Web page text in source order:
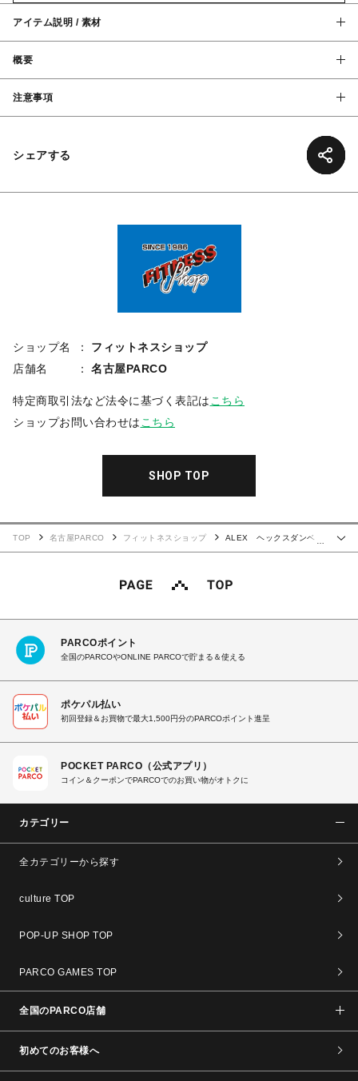
アイテム説明 / 素材
概要
注意事項
シェアする
ショップ名
フィットネスショップ
店舗名
名古屋PARCO
特定商取引法など法令に基づく表記は こちら
ショップお問い合わせは こちら
SHOP TOP
TOP 名古屋PARCO フィットネスショップ
ALEX ヘックスダンベ
PARCOポイント
全国のPARCOやONLINE PARCOで貯まる＆使える
ポケパル払い
初回登録＆お買物で最大1,500円分のPARCOポイント進呈
POCKET PARCO（公式アプリ）
コイン＆クーポンでPARCOでのお買い物がオトクに
カテゴリー
全カテゴリーから探す
culture TOP
POP-UP SHOP TOP
PARCO GAMES TOP
全国のPARCO店舗
初めてのお客様へ